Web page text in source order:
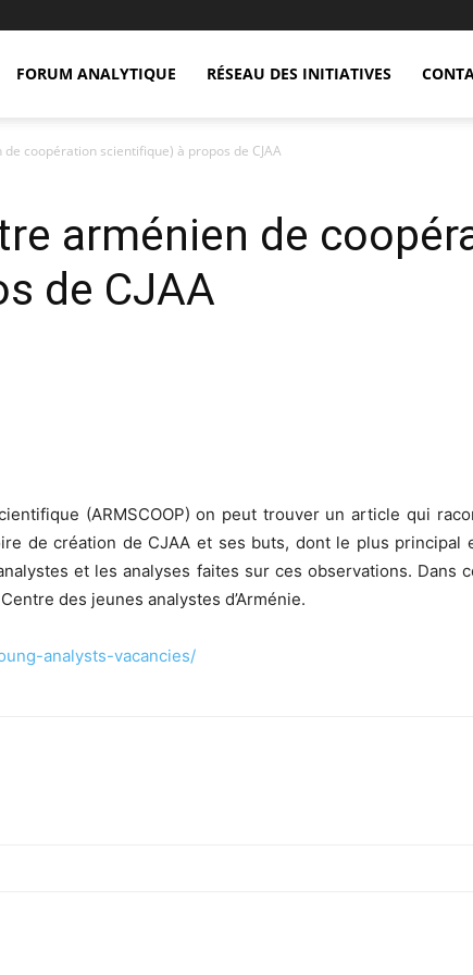
FORUM ANALYTIQUE RÉSEAU DES INITIATIVES
de coopération scientifique) à propos de CJAA
arménien de
de CJAA
(ARMSCOOP) on peut trouver un article qui
de création de CJAA et ses buts, dont le plus
et les analyses faites sur ces observations. Dans
des jeunes analystes d’Arménie.
analysts-vacancies/